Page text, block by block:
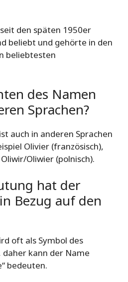
den späten 1950er
beliebt und gehörte in den
beliebtesten
des Namen
Sprachen?
auch in anderen Sprachen
Olivier (französisch),
Oliwier (polnisch).
hat der
Bezug auf den
oft als Symbol des
kann der Name
bedeuten.